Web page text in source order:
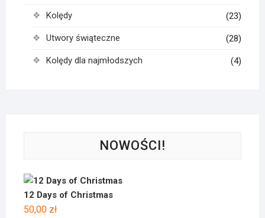
Kolędy (23)
Utwory świąteczne (28)
Kolędy dla najmłodszych (4)
NOWOŚCI!
12 Days of Christmas
50,00 zł